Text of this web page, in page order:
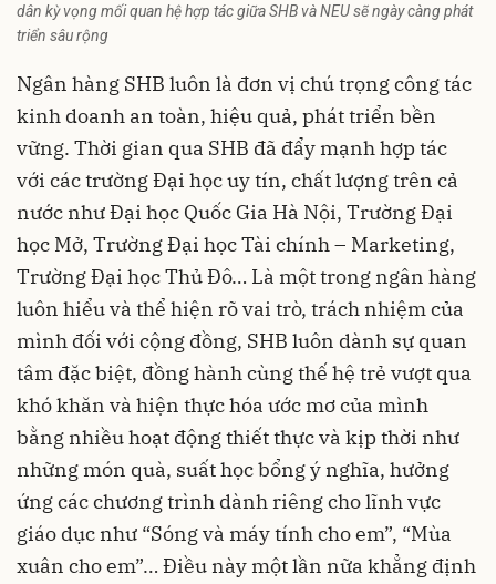
dân kỳ vọng mối quan hệ hợp tác giữa SHB và NEU sẽ ngày càng phát
triển sâu rộng
Ngân hàng SHB luôn là đơn vị chú trọng công tác
kinh doanh an toàn, hiệu quả, phát triển bền
vững. Thời gian qua SHB đã đẩy mạnh hợp tác
với các trường Đại học uy tín, chất lượng trên cả
nước như Đại học Quốc Gia Hà Nội, Trường Đại
học Mở, Trường Đại học Tài chính – Marketing,
Trường Đại học Thủ Đô… Là một trong ngân hàng
luôn hiểu và thể hiện rõ vai trò, trách nhiệm của
mình đối với cộng đồng, SHB luôn dành sự quan
tâm đặc biệt, đồng hành cùng thế hệ trẻ vượt qua
khó khăn và hiện thực hóa ước mơ của mình
bằng nhiều hoạt động thiết thực và kịp thời như
những món quà, suất học bổng ý nghĩa, hưởng
ứng các chương trình dành riêng cho lĩnh vực
giáo dục như “Sóng và máy tính cho em”, “Mùa
xuân cho em”… Điều này một lần nữa khẳng định